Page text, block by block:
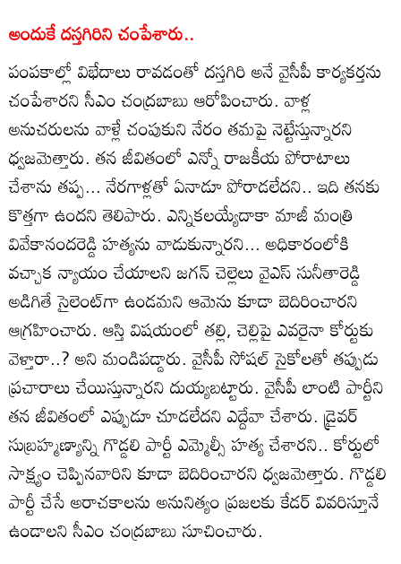
అందుకే దస్తగిరిని చంపేశారు..
పంపకాల్లో విభేదాలు రావడంతో దస్తగిరి అనే వైసీపీ కార్యకర్తను
చంపేశారని సీఎం చంద్రబాబు ఆరోపించారు. వాళ్ల
అనుచరులను వాళ్లే చంపుకుని నేరం తమపై నెట్టేస్తున్నారని
ధ్వజమెత్తారు. తన జీవితంలో ఎన్నో రాజకీయ పోరాటాలు
చేశాను తప్ప... నేరగాళ్లతో ఏనాడూ పోరాడలేదని.. ఇది తనకు
కొత్తగా ఉందని తెలిపారు. ఎన్నికలయ్యేదాకా మాజీ మంత్రి
వివేకానందరెడ్డి హత్యను వాడుకున్నారని... అధికారంలోకి
వచ్చాక న్యాయం చేయాలని జగన్ చెల్లెలు వైఎస్ సునీతారెడ్డి
అడిగితే సైలెంట్‌గా ఉండమని ఆమెను కూడా బెదిరించారని
ఆగ్రహించారు. ఆస్తి విషయంలో తల్లి, చెల్లిపై ఎవరైనా కోర్టుకు
వెళ్తారా..? అని మండిపడ్డారు. వైసీపీ సోషల్ సైకోలతో తప్పుడు
ప్రచారాలు చేయిస్తున్నారని దుయ్యబట్టారు. వైసీపీ లాంటి పార్టీని
తన జీవితంలో ఎప్పుడూ చూడలేదని ఎద్దేవా చేశారు. డ్రైవర్
సుబ్రహ్మణ్యాన్ని గొడ్డలి పార్టీ ఎమ్మెల్సీ హత్య చేశారని.. కోర్టులో
సాక్ష్యం చెప్పినవారిని కూడా బెదిరించారని ధ్వజమెత్తారు. గొడ్డలి
పార్టీ చేసే అరాచకాలను అనునిత్యం ప్రజలకు కేడర్ వివరిస్తూనే
ఉండాలని సీఎం చంద్రబాబు సూచించారు.